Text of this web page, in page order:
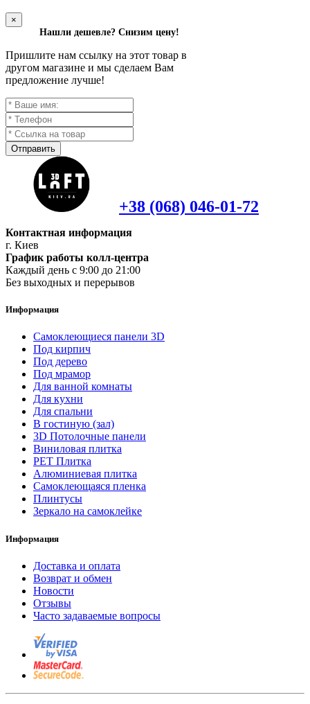
×
Нашли дешевле? Снизим цену!
Пришлите нам ссылку на этот товар в
другом магазине и мы сделаем Вам
предложение лучше!
Отправить
+38 (068) 046-01-72
Контактная информация
г. Киев
График работы колл-центра
Каждый день с 9:00 до 21:00
Без выходных и перерывов
Информация
Самоклеющиеся панели 3D
Под кирпич
Под дерево
Под мрамор
Для ванной комнаты
Для кухни
Для спальни
В гостиную (зал)
3D Потолочные панели
Виниловая плитка
PET Плитка
Алюминиевая плитка
Самоклеющаяся пленка
Плинтусы
Зеркало на самоклейке
Информация
Доставка и оплата
Возврат и обмен
Новости
Отзывы
Часто задаваемые вопросы